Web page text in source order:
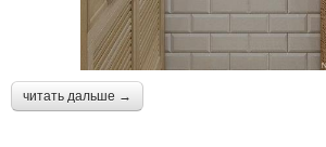
читать дальше →